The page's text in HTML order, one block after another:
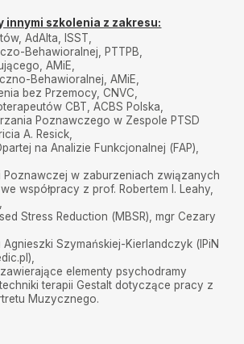
innymi szkolenia z zakresu:
AdAlta, ISST,
Behawioralnej, PTTPB,
AMiE,
Behawioralnej, AMiE,
bez Przemocy, CNVC,
CBT, ACBS Polska,
Poznawczego w Zespole PTSD
A. Resick,
na Analizie Funkcjonalnej (FAP),
Poznawczej w zaburzeniach związanych
współpracy z prof. Robertem l. Leahy,
Stress Reduction (MBSR), mgr Cezary
Szymańskiej-Kierlandczyk (IPiN
elementy psychodramy
terapii Gestalt dotyczące pracy z
Muzycznego.